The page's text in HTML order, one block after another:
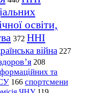
освіти,
372 ННІ
війна 227
208
та
166 спортсмени